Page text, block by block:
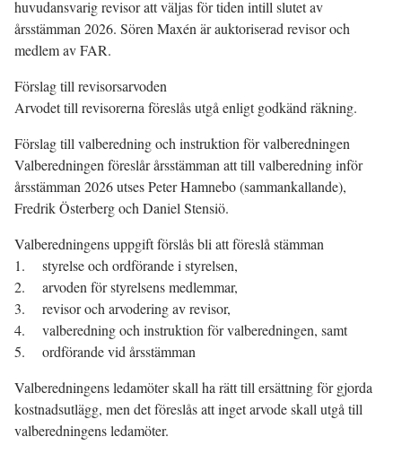
huvudansvarig revisor att väljas för tiden intill slutet av
årsstämman 2026. Sören Maxén är auktoriserad revisor och
medlem av FAR.
Förslag till revisorsarvoden
Arvodet till revisorerna föreslås utgå enligt godkänd räkning.
Förslag till valberedning och instruktion för valberedningen
Valberedningen föreslår årsstämman att till valberedning inför
årsstämman 2026 utses Peter Hamnebo (sammankallande),
Fredrik Österberg och Daniel Stensiö.
Valberedningens uppgift förslås bli att föreslå stämman
1. styrelse och ordförande i styrelsen,
2. arvoden för styrelsens medlemmar,
3. revisor och arvodering av revisor,
4. valberedning och instruktion för valberedningen, samt
5. ordförande vid årsstämman
Valberedningens ledamöter skall ha rätt till ersättning för gjorda
kostnadsutlägg, men det föreslås att inget arvode skall utgå till
valberedningens ledamöter.